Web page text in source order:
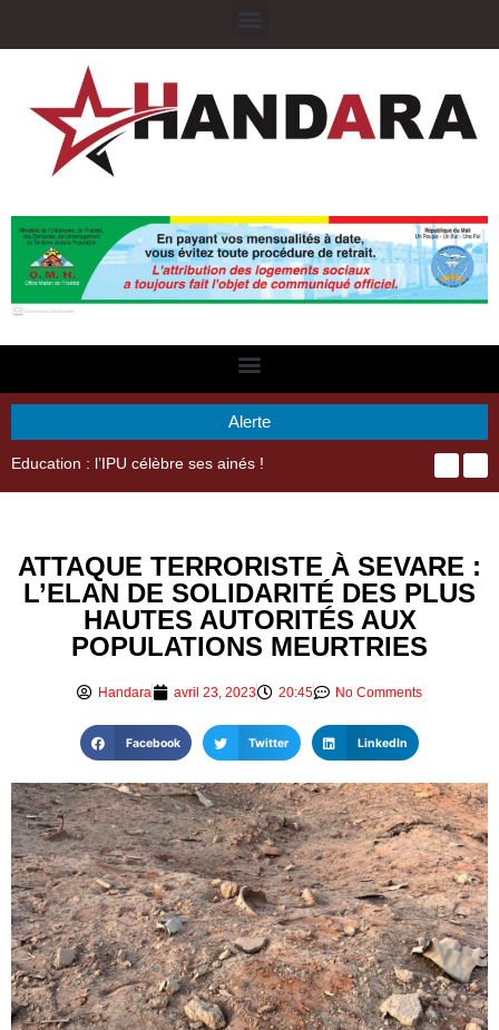
Alerte
ATTAQUE TERRORISTE À SEVARE :
L’ELAN DE SOLIDARITÉ DES PLUS
HAUTES AUTORITÉS AUX
POPULATIONS MEURTRIES
Handara avril 23, 2023 20:45 No Comments
Facebook Twitter LinkedIn